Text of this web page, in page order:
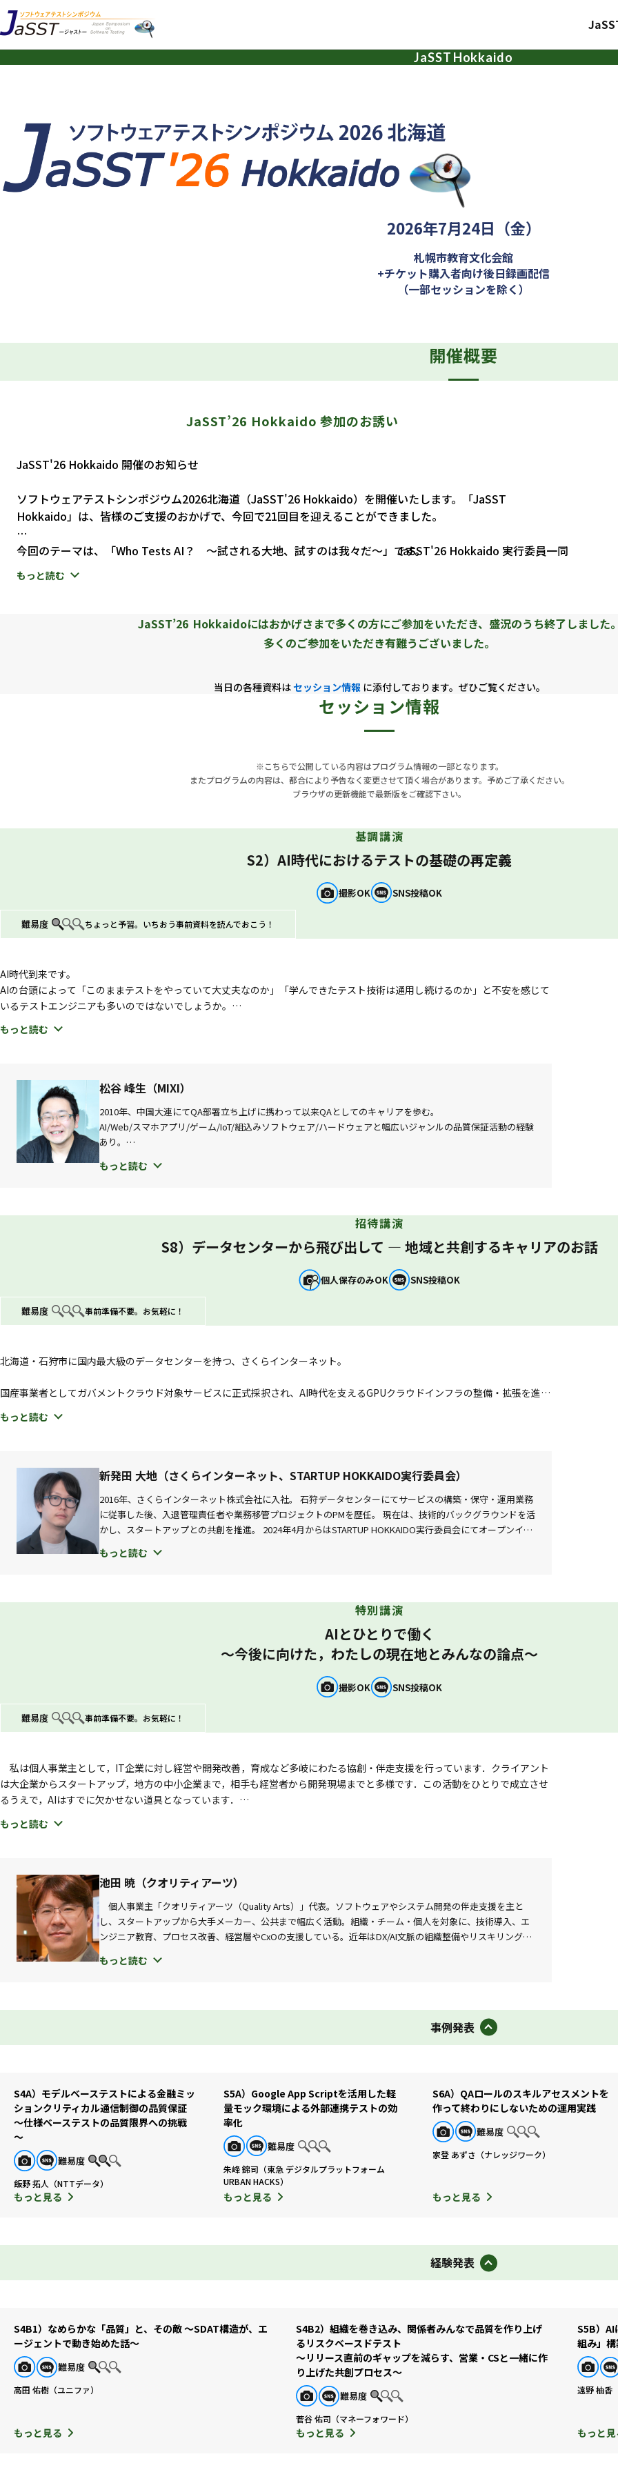
JaSST Hokkaido
2026年7月24日（金）
札幌市教育文化会館
+チケット購入者向け後日録画配信
（一部セッションを除く）
開催概要
JaSST’26 Hokkaido 参加のお誘い
JaSST'26 Hokkaido 開催のお知らせ
ソフトウェアテストシンポジウム2026北海道（JaSST'26 Hokkaido）を開催いたします。「JaSST
Hokkaido」は、皆様のご支援のおかげで、今回で21回目を迎えることができました。
今回のテーマは、「Who Tests AI？ ～試される大地、試すのは我々だ～」です。
昨年のJaSST'25 Hokkaidoでは「北海道は DX AI Do！！（でっかいどー）」のもと、AIとソフトウェアテスト
の関係を「AIをテストする」「AIを使ってテストする」という二つの視点から探求し、次なる「Do（行動）」
北海道には、「試される大地」というキャッチフレーズがあります。ここでの「試される」とは、辛苦に耐え忍
に毅然と立ち向かおうとする北海道民の意思と決意を伝えるメッセージでもあります。
「AIが組み込まれたシステムを、私たちはどう検証すればよいのか」（AIをテストする＝QA4AI）
昨年からのこの二つの問いに、今年は「Who（誰が）」という主体性の問いを重ねます。AIに試される存在で終
わるのか、AIを試す存在であり続けるのか。その答えを出すのは、ほかでもない私たち自身です。
今回のJaSST'26 Hokkaidoでは、基調講演、特別講演、招待講演、ワークショップ、そして現場の最前線から
の事例発表などを通じて、「AIを試す」ための具体的な視点とアプローチを共有します。
う言葉のとおり、立ち止まることなく、可能性の広がるその先へ進んでいく。本シンポジウムが、そんな活気に
満ちた場となることを目指しています。
実行委員一同、皆様のご参加を心よりお待ちしております。
JaSST'26 Hokkaido 実行委員一同
もっと読む
JaSST’26 Hokkaidoにはおかげさまで多くの方にご参加をいただき、盛況のうち終了しました
多くのご参加をいただき有難うございました。
当日の各種資料はセッション情報 に添付しております。ぜひご覧ください。
セッション情報
※こちらで公開している内容はプログラム情報の一部となります。
またプログラムの内容は、都合により予告なく変更させて頂く場合があります。予めご了承ください。
ブラウザの更新機能で最新版をご確認下さい。
基調講演
S2）AI時代におけるテストの基礎の再定義
撮影OK SNS投稿OK
難易度 ちょっと予習。 いちおう事前資料を読んでおこう！
AI時代到来です。
AIの台頭によって「このままテストをやっていて大丈夫なのか」「学んできたテスト技術は通用し続けるのか」と不安を感じて
いるテストエンジニアも多いのではないでしょうか。
ます。
世界についてもお伝えしたいです。
AIは、我々の仕事を単純に置き換えるだけの存在ではありません。
これまで学んできたテスト技術は、AIによって何が変わり、何が変わらないのか。
テストエンジニアがどう考え、どう動き、どう価値を出していくのか。
それらを整理し、今の時代におけるテストや品質保証活動を捉え直すお話をします。
もっと読む
松谷 峰生（MIXI）
2010年、中国大連にてQA部署立ち上げに携わって以来QAとしてのキャリアを歩む。
AI/Web/スマホアプリ/ゲーム/IoT/組込みソフトウェア/ハードウェアと幅広いジャンルの品質保証活動の経験
あり。
テスターちゃん : https://www.amazon.co.jp/dp/4863544626
テスターちゃんねる: https://www.youtube.com/@テスターちゃん
もっと読む
招待講演
S8）データセンターから飛び出して — 地域と共創するキャリアのお話
個人保存のみOK SNS投稿OK
難易度 事前準備不要。お気軽に！
北海道・石狩市に国内最大級のデータセンターを持つ、さくらインターネット。
国産事業者としてガバメントクラウド対象サービスに正式採択され、AI時代を支えるGPUクラウドインフラの整備・拡張を進め
そして、データセンターの外に出た現職では、地域とどのように関わり、オープンイノベーションに取り組んでいるのか。
さくらインターネットのAI事業についても交えながら、「データセンター」をキーワードに、日々の活動についてお話ししま
さらに、STARTUP HOKKAIDOをはじめ、参画する複数の組織・地域プロジェクトなどの社外活動について、その軸や背景にあ
る価値観をご紹介します。
もっと読む
新発田 大地（さくらインターネット、STARTUP HOKKAIDO実行委員会）
2016年、さくらインターネット株式会社に入社。 石狩データセンターにてサービスの構築・保守・運用業務
に従事した後、入退管理責任者や業務移管プロジェクトのPMを歴任。 現在は、技術的バックグラウンドを活
かし、スタートアップとの共創を推進。 2024年4月からはSTARTUP HOKKAIDO実行委員会にてオープンイノ
に注力している。
もっと読む
特別講演
AIとひとりで働く
〜今後に向けた，わたしの現在地とみんなの論点〜
撮影OK SNS投稿OK
難易度 事前準備不要。お気軽に！
私は個人事業主として，IT企業に対し経営や開発改善，育成など多岐にわたる協創・伴走支援を行っています．クライアント
は大企業からスタートアップ，地方の中小企業まで，相手も経営者から開発現場までと多様です．この活動をひとりで成立させ
るうえで，AIはすでに欠かせない道具となっています．
前半では，「わたしの実践」の現在地を報告します．道具立てに特別なものはありません．伴走者・コンサルタントとして一
う技術的な話題から，文化・人間・組織へと移りつつあるように見えます．
本講演は事例発表でも技術解説でもなく，答えを提示するものでもありません．そのかわり，本イベントの各セッションで議
論を広げるための「観点」をいくつか持ち帰れるよう構成しています．
あえて抽象的な話を主としますが，一日の議論の入口として思考を広げることに役立てば幸いです．
もっと読む
池田 暁（クオリティアーツ）
個人事業主「クオリティアーツ（Quality Arts）」代表。ソフトウェアやシステム開発の伴走支援を主と
し、スタートアップから大手メーカー、公共まで幅広く活動。組織・チーム・個人を対象に、技術導入、エ
ンジニア教育、プロセス改善、経営層やCxOの支援している。近年はDX/AI文脈の組織整備やリスキリング、
日立グループ在籍時、情報通信分野にて組込みシステムの設計・品質保証、テスト技術やアジャイル・
日立グループ横断部会ではソフトウェアテスト分野主査を担当。日立グループ卒業後は、クオリティアーツ
と並行し、HR系某社でのSQE（Software Quality Enabler）を経て、Fintech某社にてCQO（Chief Quality
Officer）としてソフトウェア品質に関する活動を管掌、老舗IT企業にてCTO（Chief Technology Officer）と
NPO法人ASTER 理事、長崎IT技術社会（NaITE） 代表、日本品質管理学会 代議員、派生開発協議会
（AFFORDD） 運営委員、等。
著書：『【改訂新版】マインドマップから始めるソフトウェアテスト（共著）』、『SQuBOKガイド
V3（共著）』、『実践ソフトウェアエンジニアリング 第9版（共訳）』等。
もっと読む
事例発表
S4A）モデルベーステストによる金融ミッ
ションクリティカル通信制御の品質保証
～仕様ベーステストの品質限界への挑戦
～
難易度
飯野 拓人（NTTデータ）
もっと見る
S5A）Google App Scriptを活用した軽
量モック環境による外部連携テストの効
率化
難易度
朱峰 錦司（東急 デジタルプラットフォーム
URBAN HACKS）
もっと見る
S6A）QAロールのスキルアセスメントを
作って終わりにしないための運用実践
難易度
家登 あずさ（ナレッジワーク）
もっと見る
経験発表
S4B1）なめらかな「品質」と、その敵 ～SDAT構造が、エ
ージェントで動き始めた話～
難易度
高田 佑樹（ユニファ）
もっと見る
S4B2）組織を巻き込み、関係者みんなで品質を作り上げ
るリスクベースドテスト
～リリース直前のギャップを減らす、営業・CSと一緒に作
り上げた共創プロセス～
難易度
菅谷 佑司（マネーフォワード）
もっと見る
S5B）AI
組み」
遠野 柚香
もっと